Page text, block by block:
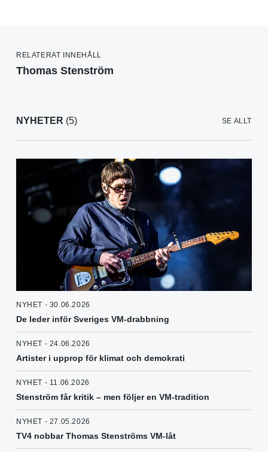
RELATERAT INNEHÅLL
Thomas Stenström
NYHETER (5) SE ALLT
NYHET - 30.06.2026
De leder inför Sveriges VM-drabbning
NYHET - 24.06.2026
Artister i upprop för klimat och demokrati
NYHET - 11.06.2026
Stenström får kritik – men följer en VM-tradition
NYHET - 27.05.2026
TV4 nobbar Thomas Stenströms VM-låt